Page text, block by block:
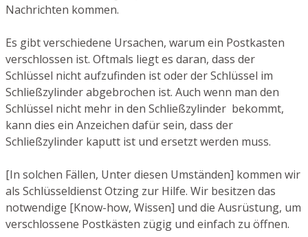
Nachrichten kommen.
Es gibt verschiedene Ursachen, warum ein Postkasten
verschlossen ist. Oftmals liegt es daran, dass der
Schlüssel nicht aufzufinden ist oder der Schlüssel im
Schließzylinder abgebrochen ist. Auch wenn man den
Schlüssel nicht mehr in den Schließzylinder bekommt,
kann dies ein Anzeichen dafür sein, dass der
Schließzylinder kaputt ist und ersetzt werden muss.
[In solchen Fällen, Unter diesen Umständen] kommen wir
als Schlüsseldienst Otzing zur Hilfe. Wir besitzen das
notwendige [Know-how, Wissen] und die Ausrüstung, um
verschlossene Postkästen zügig und einfach zu öffnen.